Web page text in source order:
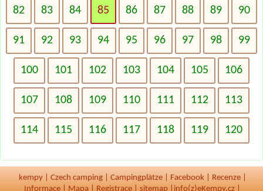
82 83 84 85 86 87 88 89 90
91 92 93 94 95 96 97 98 99
100 101 102 103 104 105 106
107 108 109 110 111 112 113
114 115 116 117 118 119 120
kempy Czech camping Campingplätze Facebook Recenze
Informace
Mapa Registrace sitemap info(z)eKempy.cz |